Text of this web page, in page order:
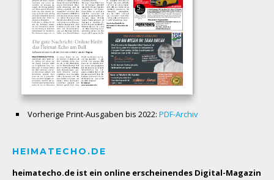
Vorherige Print-Ausgaben bis 2022: PDF-Archiv
HEIMATECHO.DE
heimatecho.de ist ein online erscheinendes Digital-Magazin